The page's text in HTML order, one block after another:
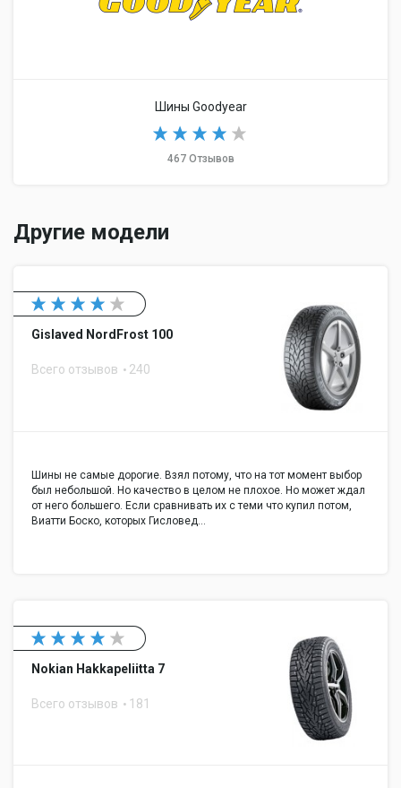
Шины Goodyear
467 Отзывов
Другие модели
Gislaved NordFrost 100
Всего отзывов 240
Шины не самые дорогие. Взял потому, что на тот момент выбор
был небольшой. Но качество в целом не плохое. Но может ждал
от него большего. Если сравнивать их с теми что купил потом,
Виатти Боско, которых Гисловед…
Nokian Hakkapeliitta 7
Всего отзывов 181